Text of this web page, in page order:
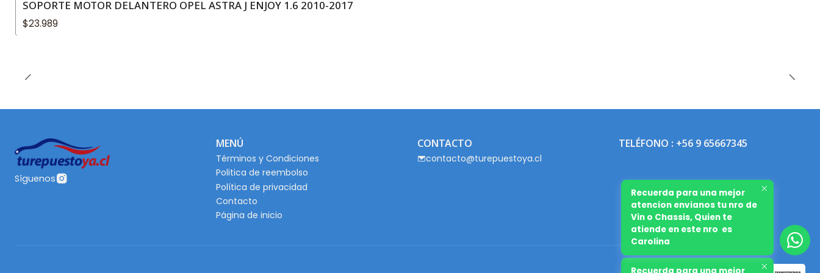
SOPORTE MOTOR DELANTERO OPEL ASTRA J ENJOY 1.6 2010-2017
$23.989
Síguenos
MENÚ
Términos y Condiciones
Politica de reembolso
Política de privacidad
Contacto
Página de inicio
CONTACTO
contacto@turepuestoya.cl
TELÉFONO : +56 9 65667345
Recuerda para una mejor
atencion envianos tu nro de
Vin o Chassis, Quien te
atiende en este nro es
Carolina